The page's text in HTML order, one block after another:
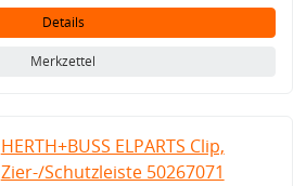
Details
Merkzettel
HERTH+BUSS ELPARTS Clip,
Zier-/Schutzleiste 50267071